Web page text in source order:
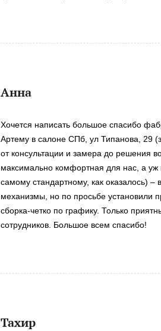
Анна
Хочется написать большое спасибо
Артему в салоне СПб, ул Типанова, 29
от консультации и замера до решения
максимально комфортная для нас, а уж
самому стандартному, как оказалось)
механизмы, но по просьбе установили
сборка-четко по графику. Только
сотрудников. Большое всем спасибо!
Тахир